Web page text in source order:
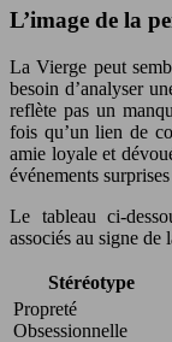
L’image de la
La Vierge peut
besoin d’analyser
reflète pas un
fois qu’un lien de
amie loyale et
événements
Le tableau ci-
associés au signe
Stéréotype
Propreté
Obsessionnelle